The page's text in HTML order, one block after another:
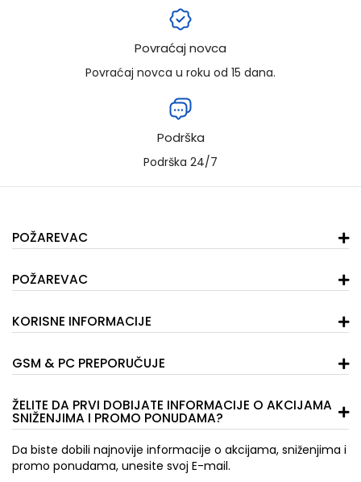
Povraćaj novca
Povraćaj novca u roku od 15 dana.
Podrška
Podrška 24/7
POŽAREVAC
POŽAREVAC
KORISNE INFORMACIJE
GSM & PC PREPORUČUJE
ŽELITE DA PRVI DOBIJATE INFORMACIJE O AKCIJAMA
SNIŽENJIMA I PROMO PONUDAMA?
Da biste dobili najnovije informacije o akcijama, sniženjima i
promo ponudama, unesite svoj E-mail.